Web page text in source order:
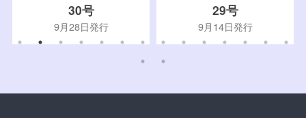
30号
9月28日発行
29号
9月14日発行